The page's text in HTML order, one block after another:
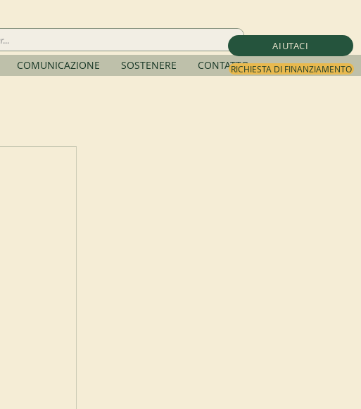
AIUTACI
RICHIESTA DI FINANZIAMENTO
COMUNICAZIONE SOSTENERE CONTATTO